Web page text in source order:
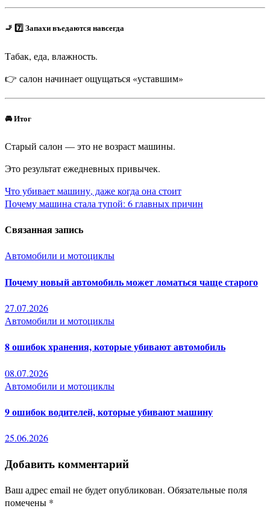
🚬 7️⃣ Запахи въедаются навсегда
Табак, еда, влажность.
👉 салон начинает ощущаться «уставшим»
🚘 Итог
Старый салон — это не возраст машины.
Это результат ежедневных привычек.
Навигация
по
записям
Что убивает машину, даже когда она стоит
Почему машина стала тупой: 6 главных причин
Связанная запись
Автомобили и мотоциклы
Почему новый автомобиль может ломаться чаще старого
27.07.2026
Автомобили и мотоциклы
8 ошибок хранения, которые убивают автомобиль
08.07.2026
Автомобили и мотоциклы
9 ошибок водителей, которые убивают машину
25.06.2026
Добавить комментарий
Ваш адрес email не будет опубликован. Обязательные поля
помечены *